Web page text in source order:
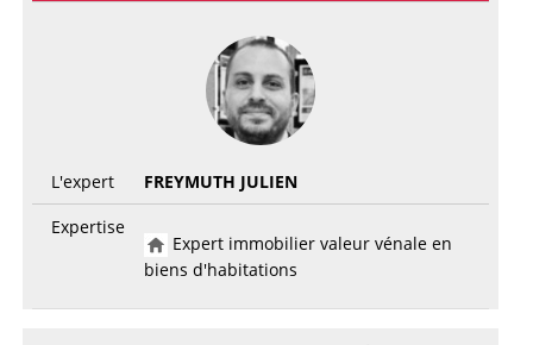
L'expert
FREYMUTH JULIEN
Expertise
Expert immobilier valeur vénale en
biens d'habitations